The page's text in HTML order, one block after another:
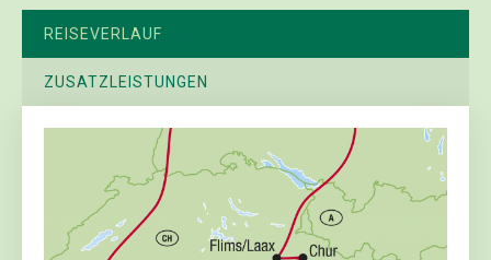
REISEVERLAUF
ZUSATZLEISTUNGEN